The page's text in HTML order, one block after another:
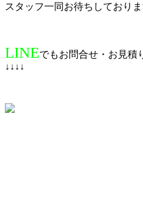
スタッフ一同お待ちしており
LINEでもお問合せ・お見積
↓↓↓↓